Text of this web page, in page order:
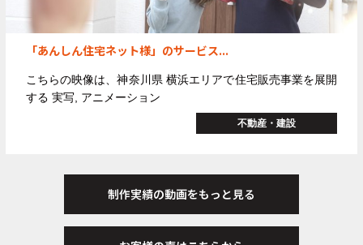
「あんしん住宅ネット様」のサービス...
こちらの映像は、神奈川県 横浜エリアで住宅販売事業を展開
する 実写, アニメーション
不動産・建設
制作実績の動画をもっと見る